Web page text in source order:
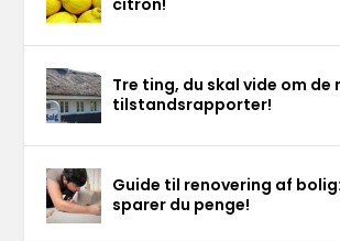
citron!
Tre ting, du skal vide om de
tilstandsrapporter!
Guide til renovering af
sparer du penge!